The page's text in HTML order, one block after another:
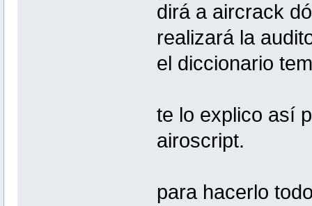
dirá a aircrack
realizará la
el diccionario
te lo explico así
airoscript.
para hacerlo